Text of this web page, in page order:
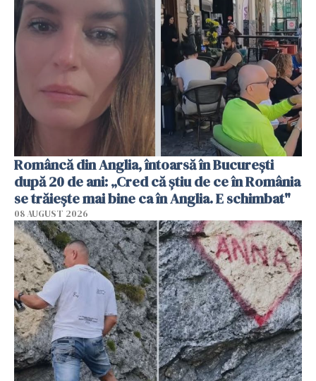
Româncă din Anglia, întoarsă în București
după 20 de ani: „Cred că știu de ce în România
se trăiește mai bine ca în Anglia. E schimbat"
08 AUGUST 2026